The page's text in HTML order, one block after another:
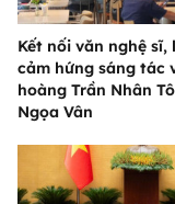
Kết nối văn nghệ sĩ,
cảm hứng sáng tác
hoàng Trần Nhân
Ngọa Vân